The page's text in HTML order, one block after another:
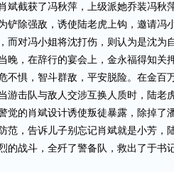
截获了冯秋萍，上级派她乔装冯秋
除强敌，诱使陆老虎上钩，邀请冯
对冯小姐将沈打伤，则认为是沈为
，在辞行的宴会上，金永福得知关
惧，智斗群敌，平安脱险。在金百
击队与敌人交涉互换人质时，陆老
的肖斌设计诱使叛徒暴露，除掉了
，告诉儿子别忘记肖斌就是小芳，
战斗，全歼了警备队，救出了于书